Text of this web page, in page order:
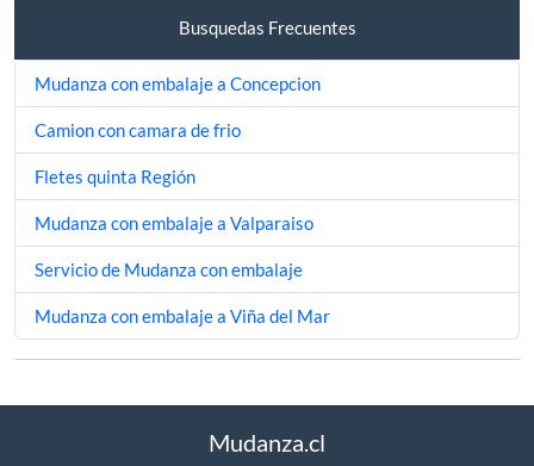
Busquedas Frecuentes
Mudanza con embalaje a Concepcion
Camion con camara de frio
Fletes quinta Región
Mudanza con embalaje a Valparaiso
Servicio de Mudanza con embalaje
Mudanza con embalaje a Viña del Mar
Mudanza.cl